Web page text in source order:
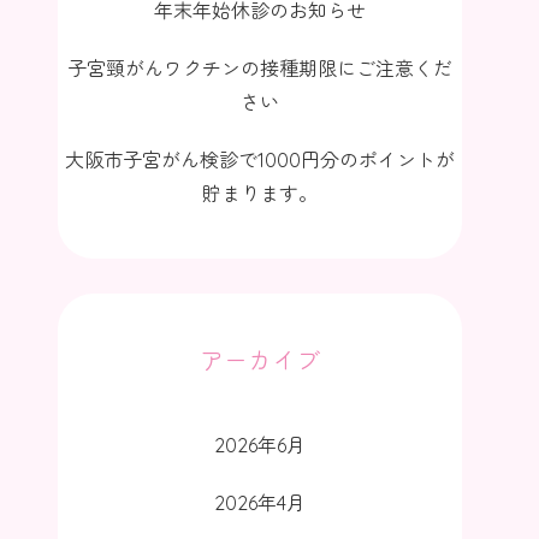
年末年始休診のお知らせ
子宮頸がんワクチンの接種期限にご注意くだ
さい
大阪市子宮がん検診で1000円分のポイントが
貯まります。
アーカイブ
2026年6月
2026年4月